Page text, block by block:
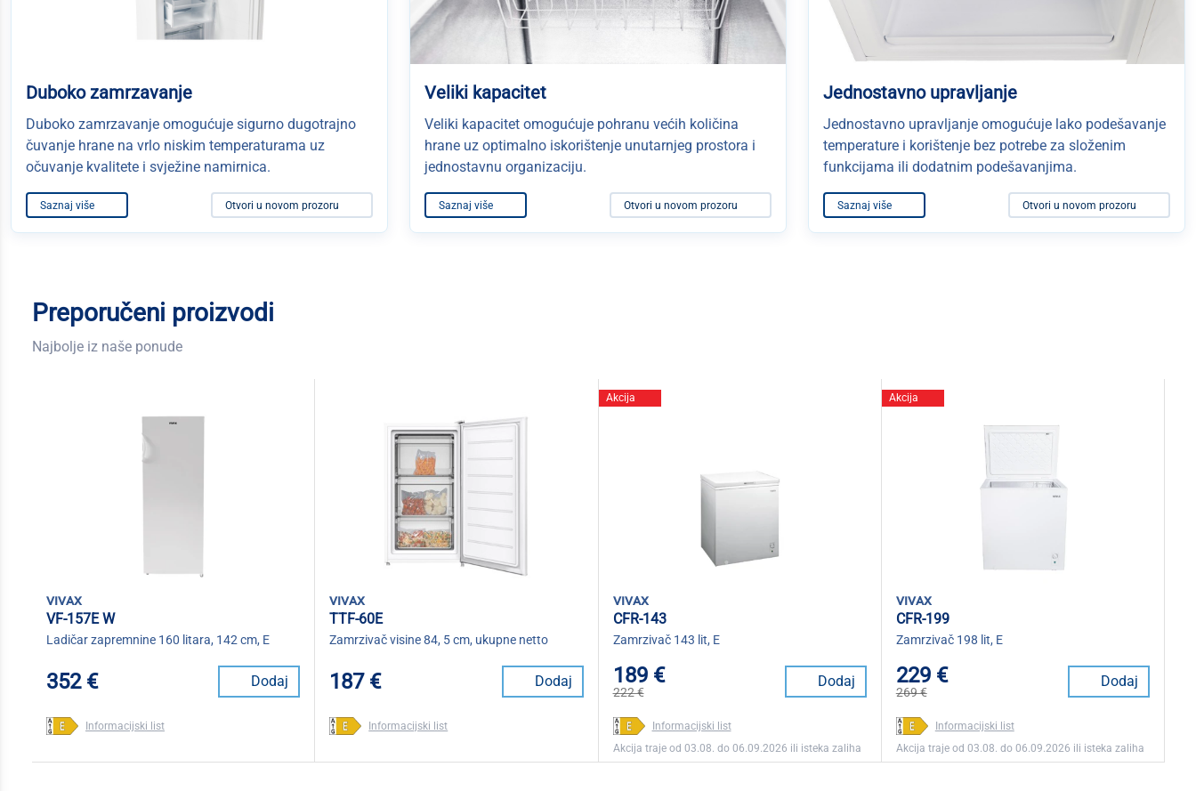
Duboko zamrzavanje
Duboko zamrzavanje omogućuje sigurno dugotrajno
čuvanje hrane na vrlo niskim temperaturama uz
očuvanje kvalitete i svježine namirnica.
Saznaj više Otvori u novom prozoru
Veliki kapacitet
Veliki kapacitet omogućuje pohranu većih količina
hrane uz optimalno iskorištenje unutarnjeg prostora i
jednostavnu organizaciju.
Saznaj više Otvori u novom prozoru
Jednostavno upravljanje
Jednostavno upravljanje omogućuje lako podešavanje
temperature i korištenje bez potrebe za složenim
funkcijama ili dodatnim podešavanjima.
Saznaj više Otvori u novom prozoru
Preporučeni proizvodi
Najbolje iz naše ponude
vivax
VF-157E W
Ladičar zapremnine 160 litara, 142 cm, E
352 € Dodaj
Informacijski list
vivax
TTF-60E
Zamrzivač visine 84, 5 cm, ukupne netto
187 € Dodaj
Informacijski list
Akcija
vivax
CFR-143
Zamrzivač 143 lit, E
189 €
222 €
Dodaj
Informacijski list
Akcija traje od 03.08. do 06.09.2026 ili isteka zaliha
Akcija
vivax
CFR-199
Zamrzivač 198 lit, E
229 €
269 €
Dodaj
Informacijski list
Akcija traje od 03.08. do 06.09.2026 ili isteka zaliha